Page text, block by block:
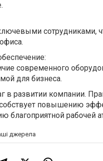
сотрудниками,
современного
для бизнеса.
развитии компании.
повышению
благоприятной рабочей
джерела